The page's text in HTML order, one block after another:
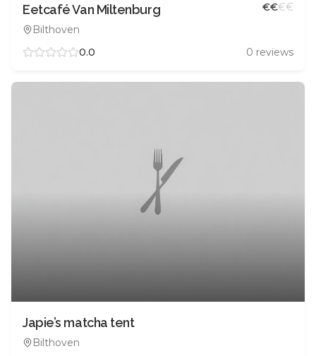
Eetcafé Van Miltenburg
Bilthoven
€€€€
0.0 0 reviews
Japie’s matcha tent
Bilthoven